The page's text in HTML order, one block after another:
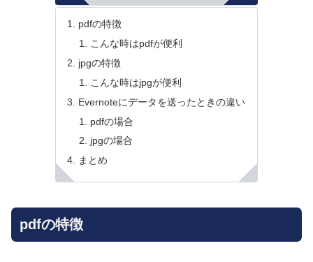
pdfの特徴
こんな時はpdfが便利
jpgの特徴
こんな時はjpgが便利
Evernoteにデータを送ったときの違い
pdfの場合
jpgの場合
まとめ
pdfの特徴